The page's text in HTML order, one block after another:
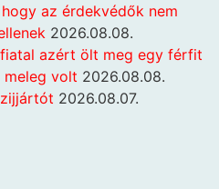
az érdekvédők nem
2026.08.08.
azért ölt meg egy férfit
meleg volt 2026.08.08.
2026.08.07.